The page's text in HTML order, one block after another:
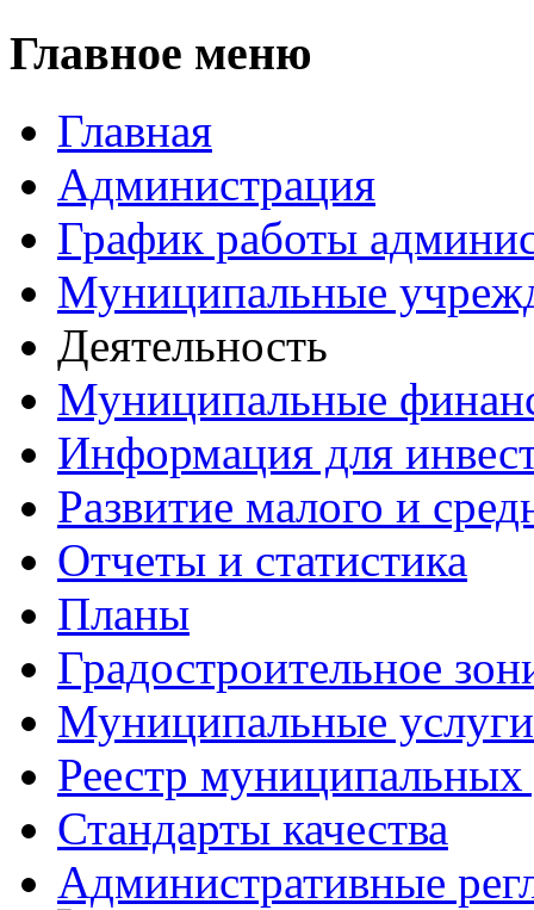
Главное меню
Главная
Администрация
График работы
Муниципальные
Деятельность
Муниципальные
Информация для
Развитие малого и
Отчеты и статистика
Планы
Градостроительное
Муниципальные услуги
Реестр муниципальных
Стандарты качества
Административные